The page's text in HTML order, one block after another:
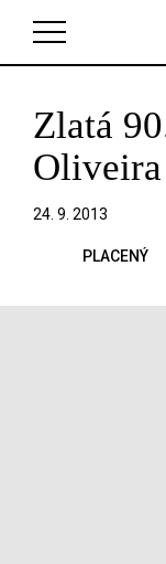
Zlatá
24. 9. 2013
PLACENÝ